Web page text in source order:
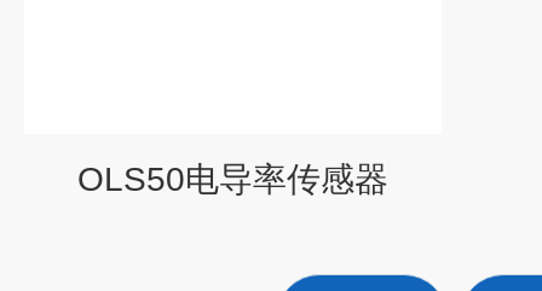
OLS50电导率传感器